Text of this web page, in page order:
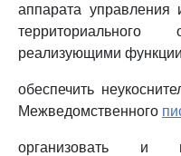
аппарата управления
реализующими
обеспечить
Межведомственного
организовать и